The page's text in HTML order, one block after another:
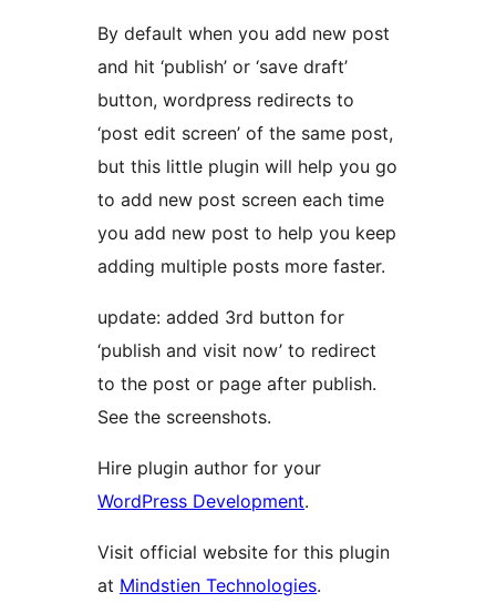
By default when you add new post
and hit ‘publish’ or ‘save draft’
button, wordpress redirects to
‘post edit screen’ of the same post,
but this little plugin will help you go
to add new post screen each time
you add new post to help you keep
adding multiple posts more faster.
update: added 3rd button for
‘publish and visit now’ to redirect
to the post or page after publish.
See the screenshots.
Hire plugin author for your
WordPress Development.
Visit official website for this plugin
at Mindstien Technologies.